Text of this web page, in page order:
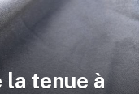
la tenue à